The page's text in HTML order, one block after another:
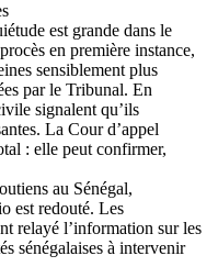
est grande dans le
en première instance,
sensiblement plus
par le Tribunal. En
signalent qu’ils
La Cour d’appel
: elle peut confirmer,
au Sénégal,
est redouté. Les
relayé l’information sur les
sénégalaises à intervenir